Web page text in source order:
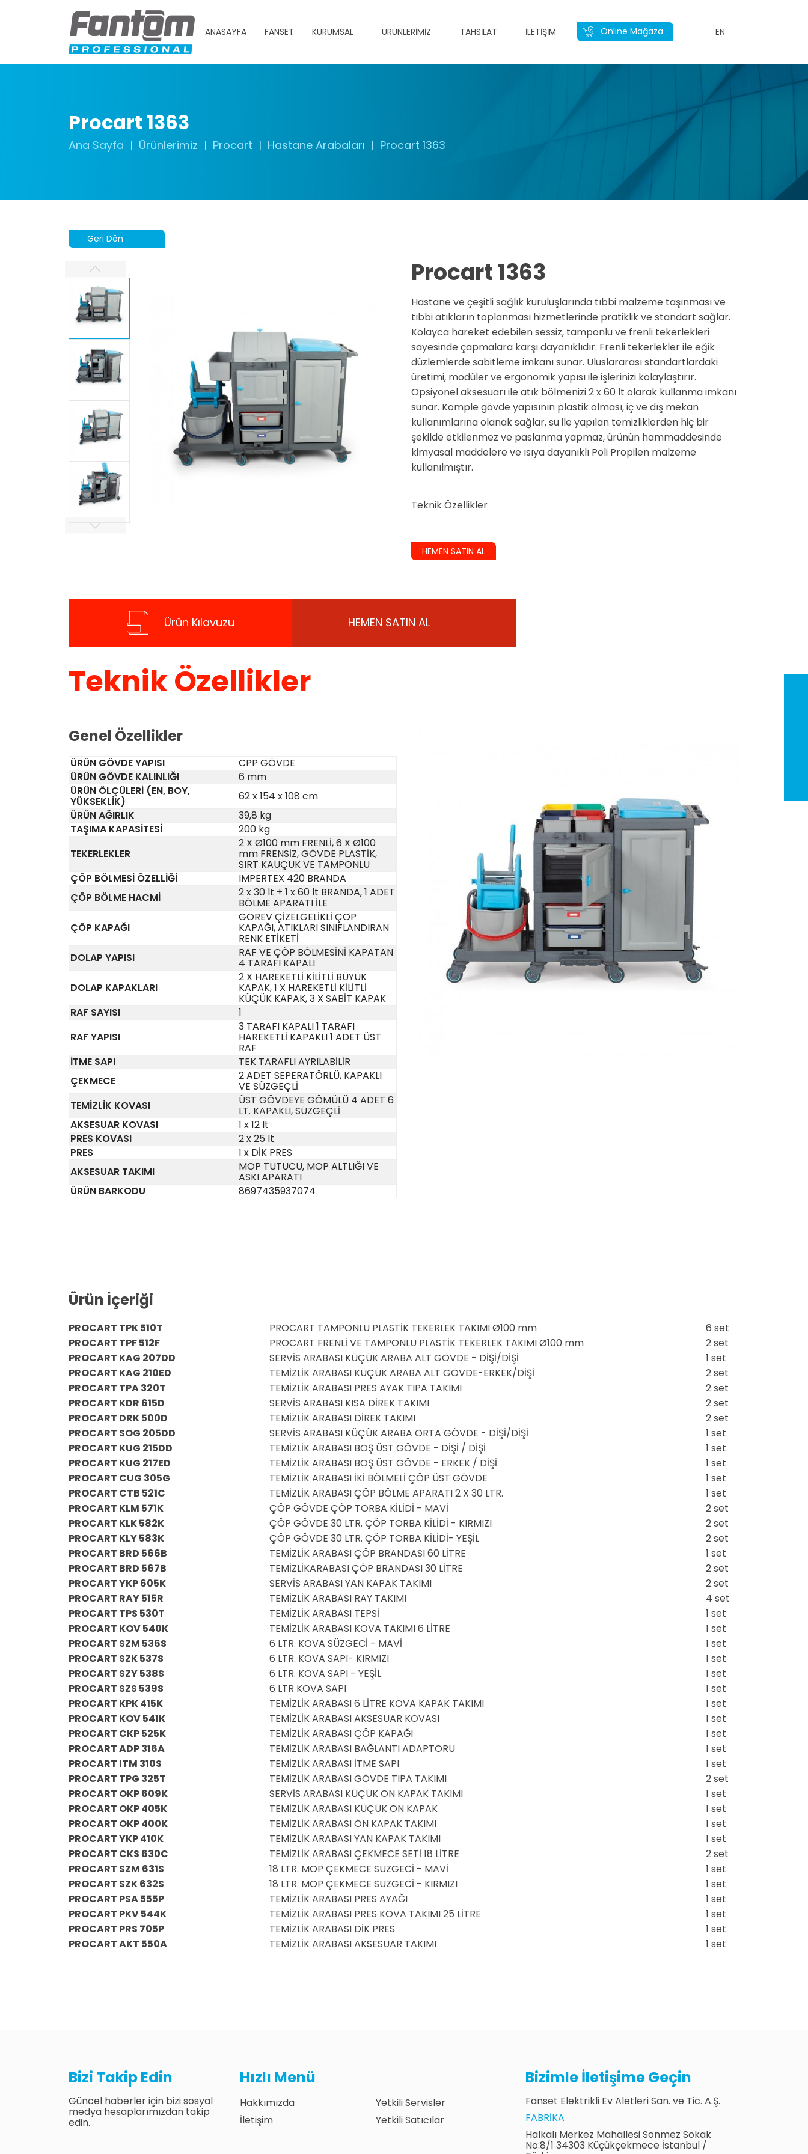
ANASAYFA FANSET KURUMSAL ÜRÜNLERIMIZ TAHSILAT İLETIŞIM Online Mağaza EN
Procart 1363
Ana Sayfa Ürünlerimiz Procart Hastane Arabaları Procart 1363
Geri Dön
Procart 1363
Hastane ve çeşitli sağlık kuruluşlarında tıbbi malzeme taşınması ve
tıbbi atıkların toplanması hizmetlerinde pratiklik ve standart sağlar.
Kolayca hareket edebilen sessiz, tamponlu ve frenli tekerlekleri
sayesinde çapmalara karşı dayanıklıdır. Frenli tekerlekler ile eğik
düzlemlerde sabitleme imkanı sunar. Uluslararası standartlardaki
üretimi, modüler ve ergonomik yapısı ile işlerinizi kolaylaştırır.
Opsiyonel aksesuarı ile atık bölmenizi 2 x 60 lt olarak kullanma imkanı
sunar. Komple gövde yapısının plastik olması, iç ve dış mekan
kullanımlarına olanak sağlar, su ile yapılan temizliklerden hiç bir
şekilde etkilenmez ve paslanma yapmaz, ürünün hammaddesinde
kimyasal maddelere ve ısıya dayanıklı Poli Propilen malzeme
kullanılmıştır.
Teknik Özellikler
HEMEN SATIN AL
Ürün Kılavuzu HEMEN SATIN AL
Teknik Özellikler
Genel Özellikler
ÜRÜN GÖVDE YAPISI
CPP GÖVDE
ÜRÜN GÖVDE KALINLIĞI
6 mm
ÜRÜN ÖLÇÜLERİ (EN, BOY,
YÜKSEKLİK)
62 x 154 x 108 cm
ÜRÜN AĞIRLIK
39,8 kg
TAŞIMA KAPASİTESİ
200 kg
TEKERLEKLER
2 X Ø100 mm FRENLİ, 6 X Ø100
mm FRENSİZ, GÖVDE PLASTİK,
SIRT KAUÇUK VE TAMPONLU
ÇÖP BÖLMESİ ÖZELLİĞİ
IMPERTEX 420 BRANDA
ÇÖP BÖLME HACMİ
2 x 30 lt + 1 x 60 lt BRANDA, 1 ADET
BÖLME APARATI İLE
ÇÖP KAPAĞI
GÖREV ÇİZELGELİKLİ ÇÖP
KAPAĞI, ATIKLARI SINIFLANDIRAN
RENK ETİKETİ
DOLAP YAPISI
RAF VE ÇÖP BÖLMESİNİ KAPATAN
4 TARAFI KAPALI
DOLAP KAPAKLARI
2 X HAREKETLİ KİLİTLİ BÜYÜK
KAPAK, 1 X HAREKETLİ KİLİTLİ
KÜÇÜK KAPAK, 3 X SABİT KAPAK
RAF SAYISI
1
RAF YAPISI
3 TARAFI KAPALI 1 TARAFI
HAREKETLİ KAPAKLI 1 ADET ÜST
RAF
İTME SAPI
TEK TARAFLI AYRILABİLİR
ÇEKMECE
2 ADET SEPERATÖRLÜ, KAPAKLI
VE SÜZGEÇLİ
TEMİZLİK KOVASI
ÜST GÖVDEYE GÖMÜLÜ 4 ADET 6
LT. KAPAKLI, SÜZGEÇLİ
AKSESUAR KOVASI
1 x 12 lt
PRES KOVASI
2 x 25 lt
PRES
1 x DİK PRES
AKSESUAR TAKIMI
MOP TUTUCU, MOP ALTLIĞI VE
ASKI APARATI
ÜRÜN BARKODU
8697435937074
Ürün İçeriği
PROCART TPK 510T PROCART TAMPONLU PLASTİK TEKERLEK TAKIMI Ø100 mm
6 set
PROCART TPF 512F
PROCART FRENLİ VE TAMPONLU PLASTİK TEKERLEK TAKIMI Ø100 mm
2 set
PROCART KAG 207DD
SERVİS ARABASI KÜÇÜK ARABA ALT GÖVDE - DİŞİ/DİŞİ
1 set
PROCART KAG 210ED
TEMİZLİK ARABASI KÜÇÜK ARABA ALT GÖVDE-ERKEK/DİŞİ
2 set
PROCART TPA 320T
TEMİZLİK ARABASI PRES AYAK TIPA TAKIMI
2 set
PROCART KDR 615D
SERVİS ARABASI KISA DİREK TAKIMI
2 set
PROCART DRK 500D
TEMİZLİK ARABASI DİREK TAKIMI
2 set
PROCART SOG 205DD
SERVİS ARABASI KÜÇÜK ARABA ORTA GÖVDE - DİŞİ/DİŞİ
1 set
PROCART KUG 215DD
TEMİZLİK ARABASI BOŞ ÜST GÖVDE - DİŞİ / DİŞİ
1 set
PROCART KUG 217ED
TEMİZLİK ARABASI BOŞ ÜST GÖVDE - ERKEK / DİŞİ
1 set
PROCART CUG 305G
TEMİZLİK ARABASI İKİ BÖLMELİ ÇÖP ÜST GÖVDE
1 set
PROCART CTB 521C
TEMİZLİK ARABASI ÇÖP BÖLME APARATI 2 X 30 LTR.
1 set
PROCART KLM 571K
ÇÖP GÖVDE ÇÖP TORBA KİLİDİ - MAVİ
2 set
PROCART KLK 582K
ÇÖP GÖVDE 30 LTR. ÇÖP TORBA KİLİDİ - KIRMIZI
2 set
PROCART KLY 583K
ÇÖP GÖVDE 30 LTR. ÇÖP TORBA KİLİDİ- YEŞİL
2 set
PROCART BRD 566B
TEMİZLİK ARABASI ÇÖP BRANDASI 60 LİTRE
1 set
PROCART BRD 567B
TEMİZLİKARABASI ÇÖP BRANDASI 30 LİTRE
2 set
PROCART YKP 605K
SERVİS ARABASI YAN KAPAK TAKIMI
2 set
PROCART RAY 515R
TEMİZLİK ARABASI RAY TAKIMI
4 set
PROCART TPS 530T
TEMİZLİK ARABASI TEPSİ
1 set
PROCART KOV 540K
TEMİZLİK ARABASI KOVA TAKIMI 6 LİTRE
1 set
PROCART SZM 536S
6 LTR. KOVA SÜZGECİ - MAVİ
1 set
PROCART SZK 537S
6 LTR. KOVA SAPI- KIRMIZI
1 set
PROCART SZY 538S
6 LTR. KOVA SAPI - YEŞİL
1 set
PROCART SZS 539S
6 LTR KOVA SAPI
1 set
PROCART KPK 415K
TEMİZLİK ARABASI 6 LİTRE KOVA KAPAK TAKIMI
1 set
PROCART KOV 541K
TEMİZLİK ARABASI AKSESUAR KOVASI
1 set
PROCART CKP 525K
TEMİZLİK ARABASI ÇÖP KAPAĞI
1 set
PROCART ADP 316A
TEMİZLİK ARABASI BAĞLANTI ADAPTÖRÜ
1 set
PROCART ITM 310S
TEMİZLİK ARABASI İTME SAPI
1 set
PROCART TPG 325T
TEMİZLİK ARABASI GÖVDE TIPA TAKIMI
2 set
PROCART OKP 609K
SERVİS ARABASI KÜÇÜK ÖN KAPAK TAKIMI
1 set
PROCART OKP 405K
TEMİZLİK ARABASI KÜÇÜK ÖN KAPAK
1 set
PROCART OKP 400K
TEMİZLİK ARABASI ÖN KAPAK TAKIMI
1 set
PROCART YKP 410K
TEMİZLİK ARABASI YAN KAPAK TAKIMI
1 set
PROCART CKS 630C
TEMİZLİK ARABASI ÇEKMECE SETİ 18 LİTRE
2 set
PROCART SZM 631S
18 LTR. MOP ÇEKMECE SÜZGECİ - MAVİ
1 set
PROCART SZK 632S
18 LTR. MOP ÇEKMECE SÜZGECİ - KIRMIZI
1 set
PROCART PSA 555P
TEMİZLİK ARABASI PRES AYAĞI
1 set
PROCART PKV 544K
TEMİZLİK ARABASI PRES KOVA TAKIMI 25 LİTRE
1 set
PROCART PRS 705P
TEMİZLİK ARABASI DİK PRES
1 set
PROCART AKT 550A
TEMİZLİK ARABASI AKSESUAR TAKIMI 1 set
Bizi Takip Edin
Güncel haberler için bizi sosyal
medya hesaplarımızdan takip
edin.
Hızlı Menü
Hakkımızda
Yetkili Servisler
İletişim
Yetkili Satıcılar
Bizimle İletişime Geçin
Fanset Elektrikli Ev Aletleri San. ve Tic. A.Ş.
FABRIKA
Halkalı Merkez Mahallesi Sönmez Sokak
No:8/1 34303 Küçükçekmece İstanbul /